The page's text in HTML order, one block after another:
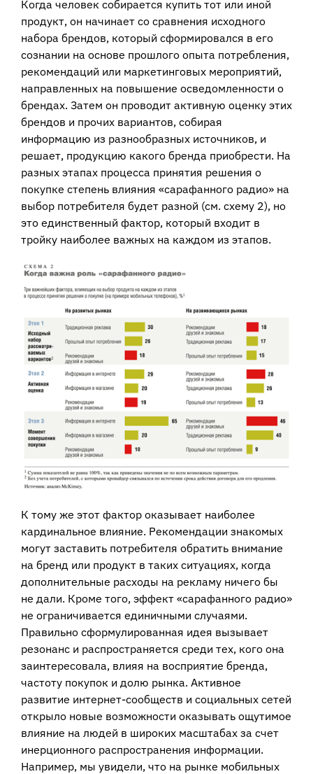
Когда человек собирается купить тот или иной
продукт, он начинает со сравнения исходного
набора брендов, который сформировался в его
сознании на основе прошлого опыта потребления,
рекомендаций или маркетинговых мероприятий,
направленных на повышение осведомленности о
брендах. Затем он проводит активную оценку этих
брендов и прочих вариантов, собирая
информацию из разнообразных источников, и
решает, продукцию какого бренда приобрести. На
разных этапах процесса принятия решения о
покупке степень влияния «сарафанного радио» на
выбор потребителя будет разной (см. схему 2), но
это единственный фактор, который входит в
тройку наиболее важных на каждом из этапов.
К тому же этот фактор оказывает наиболее
кардинальное влияние. Рекомендации знакомых
могут заставить потребителя обратить внимание
на бренд или продукт в таких ситуациях, когда
дополнительные расходы на рекламу ничего бы
не дали. Кроме того, эффект «сарафанного радио»
не ограничивается единичными случаями.
Правильно сформулированная идея вызывает
резонанс и распространяется среди тех, кого она
заинтересовала, влияя на восприятие бренда,
частоту покупок и долю рынка. Активное
развитие интернет-сообществ и социальных сетей
открыло новые возможности оказывать ощутимое
влияние на людей в широких масштабах за счет
инерционного распространения информации.
Например, мы увидели, что на рынке мобильных